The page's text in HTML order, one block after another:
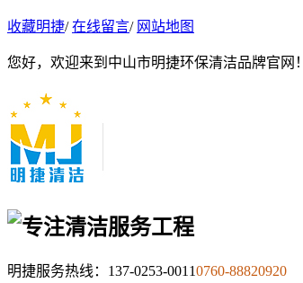
收藏明捷/在线留言/ 网站地图
您好，欢迎来到中山市明捷环保清洁品牌官网！
明捷服务热线： 137-0253-00110760-88820920